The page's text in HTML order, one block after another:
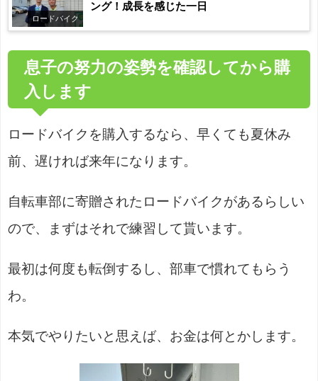
ロードバイク
ング！成長を感じた一日
息子の努力の姿勢を確認してから購
入します
ロードバイクを購入するなら、早くても夏休み
前、遅ければ来年になります。
自転車部に寄贈されたロードバイクがあるらしい
ので、まずはそれで練習して貰います。
最初は何度も転倒するし、部車で慣れてもらう
わ。
本気でやりたいと思えば、お金は何とかします。